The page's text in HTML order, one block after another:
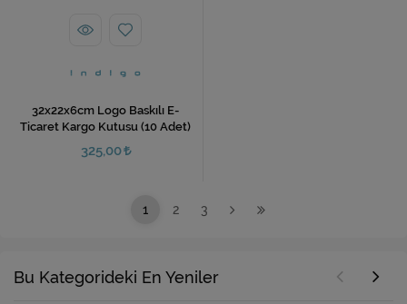
32x22x6cm Logo Baskılı E-
Ticaret Kargo Kutusu (10 Adet)
325,00
1 2 3
Bu Kategorideki En Yeniler